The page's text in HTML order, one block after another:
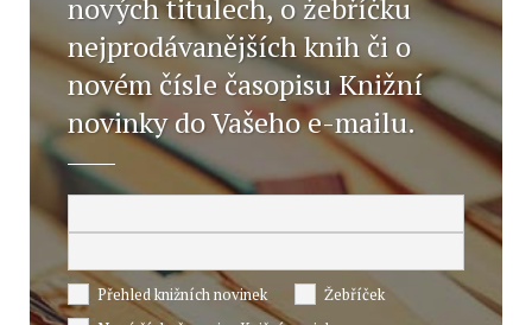
nových titulech, o žebříčku
nejprodávanějších knih či o
novém čísle časopisu Knižní
novinky do Vašeho e-mailu.
Přehled knižních novinek
Žebříček